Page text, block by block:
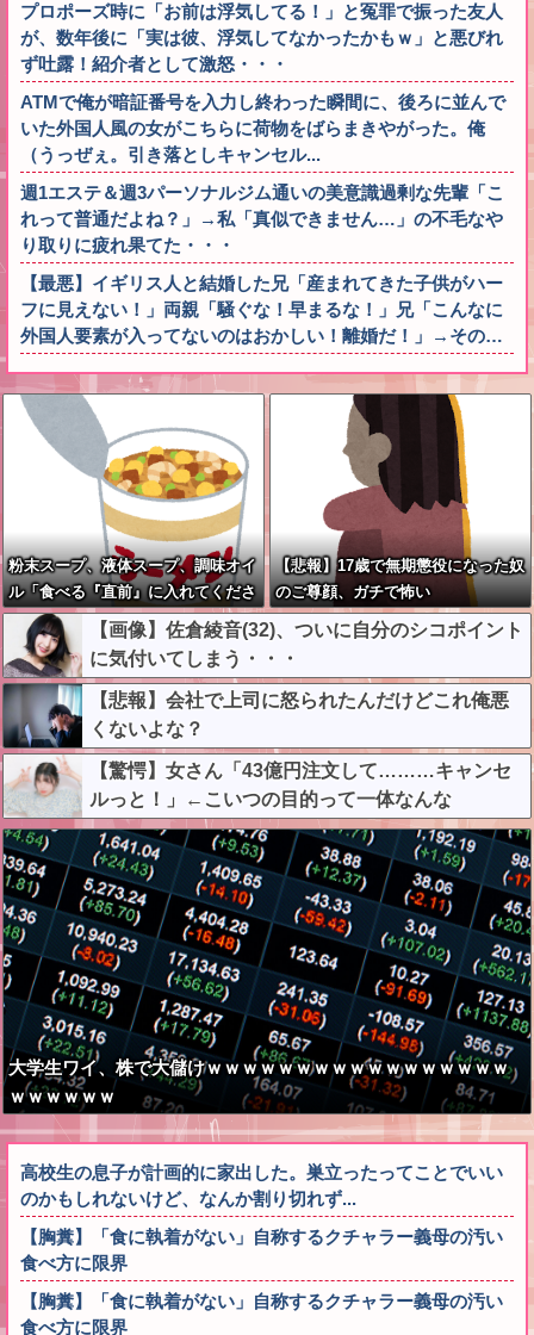
プロポーズ時に「お前は浮気してる！」と冤罪で振った友人
が、数年後に「実は彼、浮気してなかったかもｗ」と悪びれ
ず吐露！紹介者として激怒・・・
ATMで俺が暗証番号を入力し終わった瞬間に、後ろに並んで
いた外国人風の女がこちらに荷物をばらまきやがった。俺
（うっぜぇ。引き落としキャンセル...
週1エステ＆週3パーソナルジム通いの美意識過剰な先輩「こ
れって普通だよね？」→私「真似できません…」の不毛なや
り取りに疲れ果てた・・・
【最悪】イギリス人と結婚した兄「産まれてきた子供がハー
フに見えない！」両親「騒ぐな！早まるな！」兄「こんなに
外国人要素が入ってないのはおかしい！離婚だ！」→その…
粉末スープ、液体スープ、調味オイ
ル「食べる『直前』に入れてくださ
い！！」
【悲報】17歳で無期懲役になった奴
のご尊顔、ガチで怖い
【画像】佐倉綾音(32)、ついに自分のシコポイント
に気付いてしまう・・・
【悲報】会社で上司に怒られたんだけどこれ俺悪
くないよな？
【驚愕】女さん「43億円注文して………キャンセ
ルっと！」←こいつの目的って一体なんな
の？？？？？？？
大学生ワイ、株で大儲けｗｗｗｗｗｗｗｗｗｗｗｗｗｗｗｗｗ
ｗｗｗｗｗｗ
高校生の息子が計画的に家出した。巣立ったってことでいい
のかもしれないけど、なんか割り切れず...
【胸糞】「食に執着がない」自称するクチャラー義母の汚い
食べ方に限界
【胸糞】「食に執着がない」自称するクチャラー義母の汚い
食べ方に限界